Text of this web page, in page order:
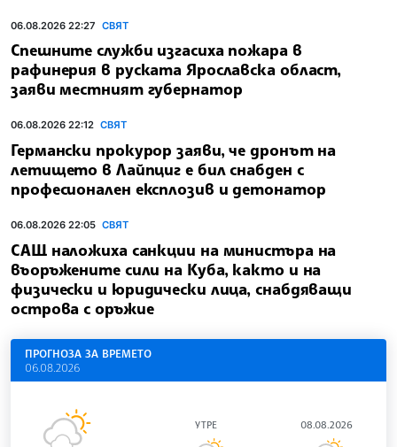
06.08.2026 22:27 СВЯТ
Спешните служби изгасиха пожара в
рафинерия в руската Ярославска област,
заяви местният губернатор
06.08.2026 22:12 СВЯТ
Германски прокурор заяви, че дронът на
летището в Лайпциг е бил снабден с
професионален експлозив и детонатор
06.08.2026 22:05 СВЯТ
САЩ наложиха санкции на министъра на
въоръжените сили на Куба, както и на
физически и юридически лица, снабдяващи
острова с оръжие
ПРОГНОЗА ЗА ВРЕМЕТО
06.08.2026
УТРЕ 08.08.2026